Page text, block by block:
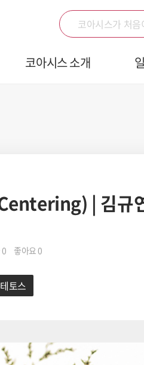
코아시스가 처
코아시스 소개
| 김규
0 좋아요 0
토스